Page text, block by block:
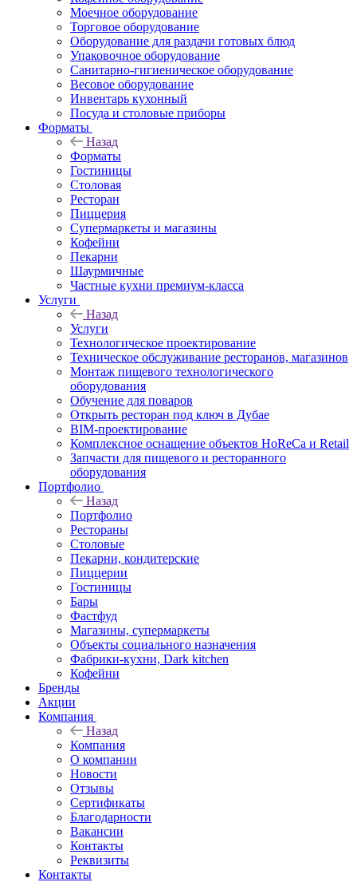
Моечное оборудование
Торговое оборудование
Оборудование для раздачи готовых блюд
Упаковочное оборудование
Санитарно-гигиеническое оборудование
Весовое оборудование
Инвентарь кухонный
Посуда и столовые приборы
Форматы
Назад
Форматы
Гостиницы
Столовая
Ресторан
Пиццерия
Супермаркеты и магазины
Кофейни
Пекарни
Шаурмичные
Частные кухни премиум-класса
Услуги
Назад
Услуги
Технологическое проектирование
Техническое обслуживание ресторанов, магазинов
Монтаж пищевого технологического
оборудования
Обучение для поваров
Открыть ресторан под ключ в Дубае
BIM-проектирование
Комплексное оснащение объектов HoReCa и Retail
Запчасти для пищевого и ресторанного
оборудования
Портфолио
Назад
Портфолио
Рестораны
Столовые
Пекарни, кондитерские
Пиццерии
Гостиницы
Бары
Фастфуд
Магазины, супермаркеты
Объекты социального назначения
Фабрики-кухни, Dark kitchen
Кофейни
Бренды
Акции
Компания
Назад
Компания
О компании
Новости
Отзывы
Сертификаты
Благодарности
Вакансии
Контакты
Реквизиты
Контакты